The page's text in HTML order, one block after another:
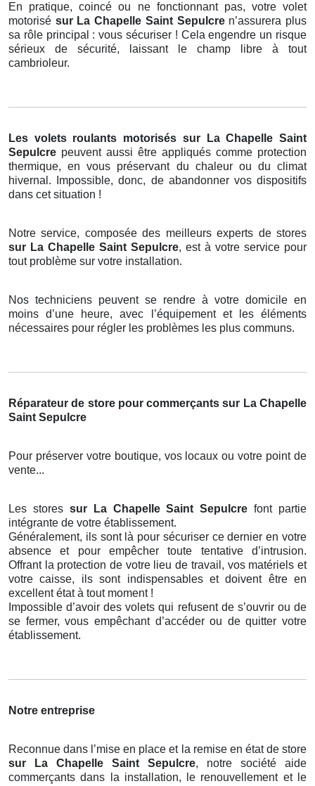
En pratique, coincé ou ne fonctionnant pas, votre volet
motorisé sur La Chapelle Saint Sepulcre n’assurera plus
sa rôle principal : vous sécuriser ! Cela engendre un risque
sérieux de sécurité, laissant le champ libre à tout
cambrioleur.
Les volets roulants motorisés sur La Chapelle Saint
Sepulcre peuvent aussi être appliqués comme protection
thermique, en vous préservant du chaleur ou du climat
hivernal. Impossible, donc, de abandonner vos dispositifs
dans cet situation !
Notre service, composée des meilleurs experts de stores
sur La Chapelle Saint Sepulcre, est à votre service pour
tout problème sur votre installation.
Nos techniciens peuvent se rendre à votre domicile en
moins d’une heure, avec l’équipement et les éléments
nécessaires pour régler les problèmes les plus communs.
Réparateur de store pour commerçants sur La Chapelle
Saint Sepulcre
Pour préserver votre boutique, vos locaux ou votre point de
vente...
Les stores sur La Chapelle Saint Sepulcrefont partie
intégrante de votre établissement.
Généralement, ils sont là pour sécuriser ce dernier en votre
absence et pour empêcher toute tentative d’intrusion.
Offrant la protection de votre lieu de travail, vos matériels et
votre caisse, ils sont indispensables et doivent être en
excellent état à tout moment !
Impossible d’avoir des volets qui refusent de s’ouvrir ou de
se fermer, vous empêchant d’accéder ou de quitter votre
établissement.
Notre entreprise
Reconnue dans l’mise en place et la remise en état de store
sur La Chapelle Saint Sepulcre, notre société aide
commerçants dans la installation, le renouvellement et le